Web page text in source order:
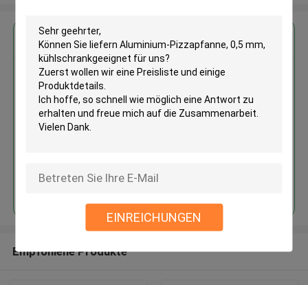
EINREICHUNGEN
Erhalten Sie den besten Preis für
Aluminium-Pizzapfanne, 0,5 mm,
kühlschrankgeeignet
Fortsetzen
Empfohlene Produkte